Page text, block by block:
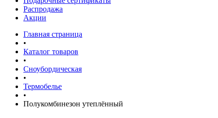
Распродажа
Акции
Главная страница
•
Каталог товаров
•
Сноубордическая
•
Термобелье
•
Полукомбинезон утеплённый